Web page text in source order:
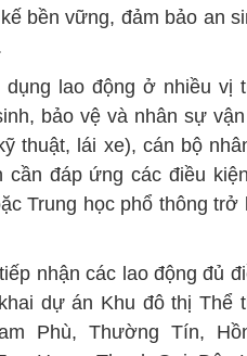
bền vững, đảm bảo an
dụng lao động ở nhiều
bảo vệ và nhân sự
thuật, lái xe), cán bộ
đáp ứng các điều
Trung học phổ thông
nhận các lao động đủ
dự án Khu đô thị Thể
Phù, Thường Tín,